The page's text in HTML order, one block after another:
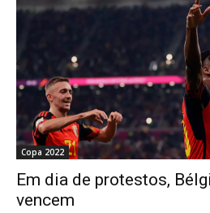
Copa 2022
Em dia de protestos,
vencem